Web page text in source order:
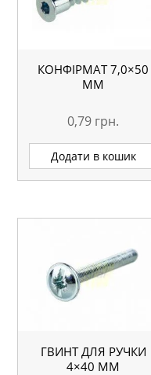
КОНФІРМАТ 7,0×50
MM
0,79 грн.
Додати в кошик
ГВИНТ ДЛЯ РУЧКИ
4×40 ММ